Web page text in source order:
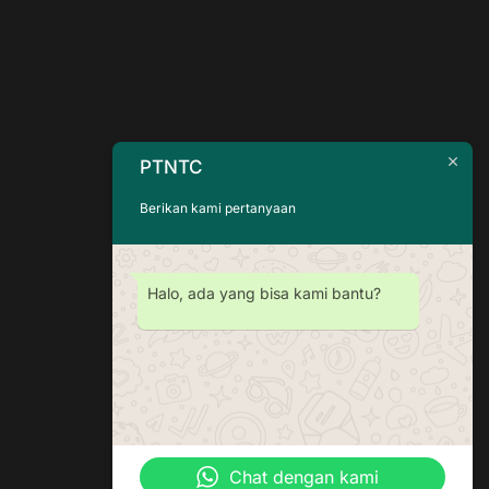
PTNTC
Berikan kami pertanyaan
Halo, ada yang bisa kami bantu?
Chat dengan kami